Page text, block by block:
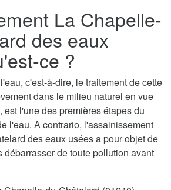
La Chapelle-
des eaux
ce ?
c'est-à-dire, le traitement de cette
dans le milieu naturel en vue
est l'une des premières étapes du
l'eau. A contrario, l'assainissement
des eaux usées a pour objet de
débarrasser de toute pollution avant